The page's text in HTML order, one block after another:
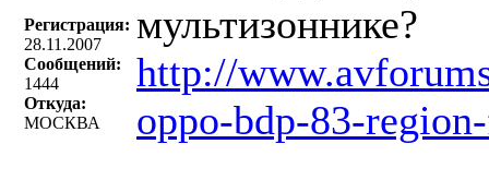
Регистрация:
28.11.2007
Сообщений:
1444
Откуда:
МОСКВА
мультизоннике?
http://
oppo-bdp-83-